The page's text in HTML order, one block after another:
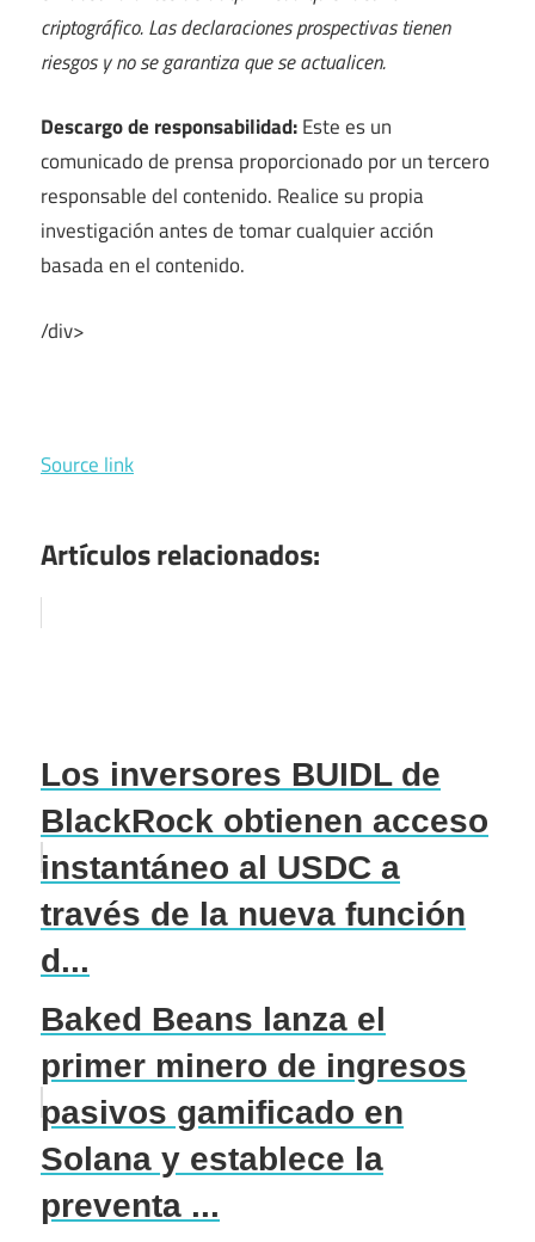
criptográfico.Las declaraciones prospectivas tienen
riesgos y no se garantiza que se actualicen.
Descargo de responsabilidad:Este es un
comunicado de prensa proporcionado por un tercero
responsable del contenido. Realice su propia
investigación antes de tomar cualquier acción
basada en el contenido.
/div>
Source link
Artículos relacionados:
Los inversores BUIDL de
BlackRock obtienen acceso
instantáneo al USDC a
través de la nueva función
d...
Baked Beans lanza el
primer minero de ingresos
pasivos gamificado en
Solana y establece la
preventa ...